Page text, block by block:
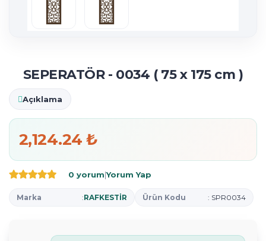
SEPERATÖR - 0034 ( 75 x 175 cm )
Açıklama
2,124.24 ₺
0 yorum|Yorum Yap
Marka :RAFKESTİR Ürün Kodu : SPR0034